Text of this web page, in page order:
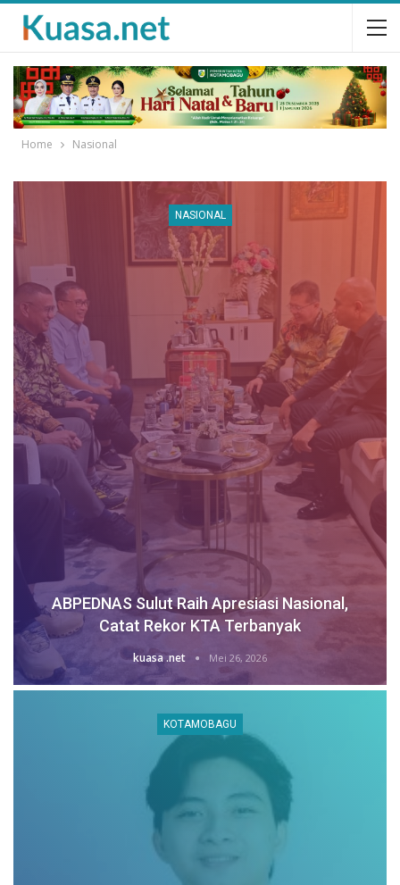
Home Nasional
NASIONAL
ABPEDNAS Sulut Raih Apresiasi Nasional,
Catat Rekor KTA Terbanyak
kuasa .net Mei 26, 2026
KOTAMOBAGU